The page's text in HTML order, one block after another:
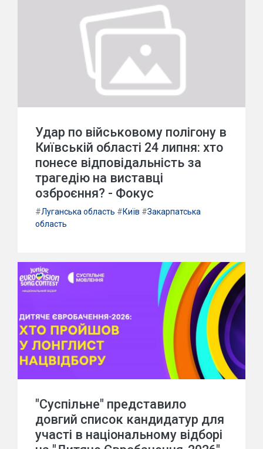
Удар по військовому полігону в
Київській області 24 липня: хто
понесе відповідальність за
трагедію на виставці
озброєння? - Фокус
#Луганська область #Київ #Закарпатська
область
"Суспільне" представило
довгий список кандидатур для
участі в національному відборі